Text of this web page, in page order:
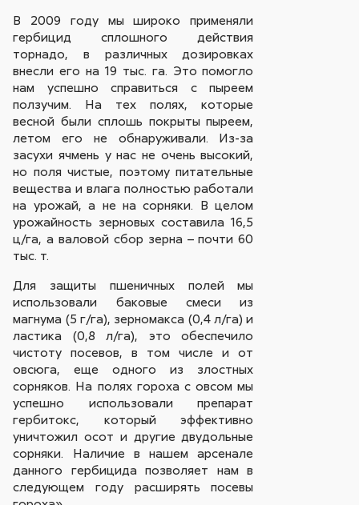
В 2009 году мы широко применяли
гербицид сплошного действия
торнадо, в различных дозировках
внесли его на 19 тыс. га. Это помогло
нам успешно справиться с пыреем
ползучим. На тех полях, которые
весной были сплошь покрыты пыреем,
летом его не обнаруживали. Из-за
засухи ячмень у нас не очень высокий,
но поля чистые, поэтому питательные
вещества и влага полностью работали
на урожай, а не на сорняки. В целом
урожайность зерновых составила 16,5
ц/га, а валовой сбор зерна – почти 60
тыс. т.
Для защиты пшеничных полей мы
использовали баковые смеси из
магнума (5 г/га), зерномакса (0,4 л/га) и
ластика (0,8 л/га), это обеспечило
чистоту посевов, в том числе и от
овсюга, еще одного из злостных
сорняков. На полях гороха с овсом мы
успешно использовали препарат
гербитокс, который эффективно
уничтожил осот и другие двудольные
сорняки. Наличие в нашем арсенале
данного гербицида позволяет нам в
следующем году расширять посевы